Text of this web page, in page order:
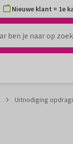
Nieuwe klant = 1e
Uitnodiging